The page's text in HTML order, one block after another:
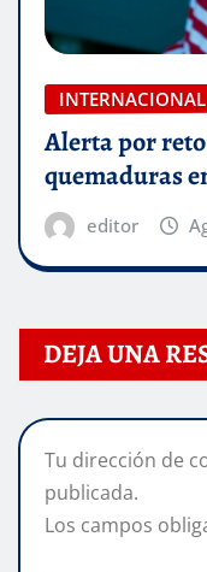
INTERNACIONAL
Alerta por
quemaduras
editor
DEJA UNA
Tu dirección de
publicada.
Los campos